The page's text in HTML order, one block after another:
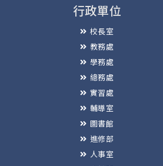
行政單位
校長室
教務處
學務處
總務處
實習處
輔導室
圖書館
進修部
人事室